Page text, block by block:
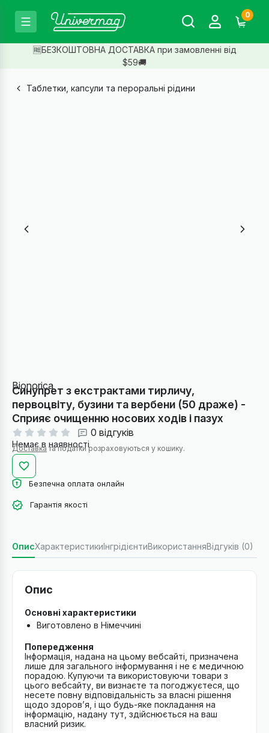
0
🆓БЕЗКОШТОВНА ДОСТАВКА при замовленні від
$59🚚
Таблетки, капсули та пероральні рідини
Bionorica
Синупрет з екстрактами тирличу,
первоцвіту, бузини та вербени (50 драже) -
Сприяє очищенню носових ходів і пазух
0 відгуків
Немає в наявності
Доставка та податки розраховуються у кошику.
Безпечна оплата онлайн
Гарантія якості
ОписХарактеристикиІнгрідієнтиВикористанняВідгуків (0)
Опис
Основні характеристики
Виготовлено в Німеччині
Попередження
Інформація, надана на цьому вебсайті, призначена
лише для загального інформування і не є медичною
порадою. Купуючи та використовуючи товари з
цього вебсайту, ви визнаєте та погоджуєтеся, що
несете повну відповідальність за власні рішення
щодо здоров’я, і що будь-яке покладання на
інформацію, надану тут, здійснюється на ваш
власний ризик.